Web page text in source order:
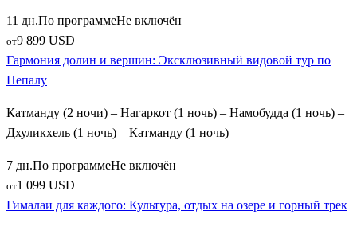
11 дн.По программеНе включён
от9 899 USD
Гармония долин и вершин: Эксклюзивный видовой тур по
Непалу
Катманду (2 ночи) – Нагаркот (1 ночь) – Намобудда (1 ночь) –
Дхуликхель (1 ночь) – Катманду (1 ночь)
7 дн.По программеНе включён
от1 099 USD
Гималаи для каждого: Культура, отдых на озере и горный трек